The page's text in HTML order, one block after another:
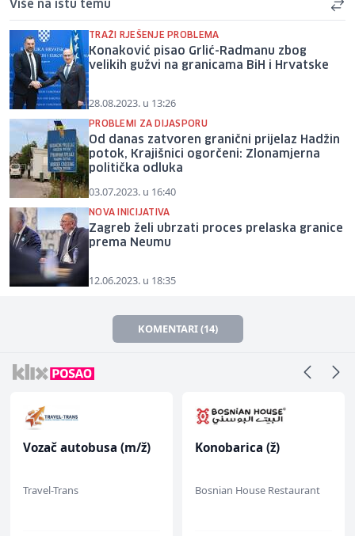
Više na istu temu
TRAŽI RJEŠENJE PROBLEMA
Konaković pisao Grlić-Radmanu zbog
velikih gužvi na granicama BiH i Hrvatske
28.08.2023. u 13:26
PROBLEMI ZA DIJASPORU
Od danas zatvoren granični prijelaz Hadžin
potok, Krajišnici ogorčeni: Zlonamjerna
politička odluka
03.07.2023. u 16:40
NOVA INICIJATIVA
Zagreb želi ubrzati proces prelaska granice
prema Neumu
12.06.2023. u 18:35
KOMENTARI (14)
Vozač autobusa (m/ž)
Travel-Trans
Konobarica (ž)
Bosnian House Restaurant